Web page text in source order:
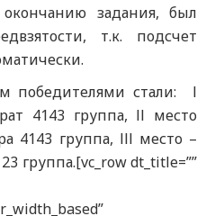
задания, был
т.к. подсчет
победителями стали: І
4143 группа, ІІ место
4143 группа, ІІІ место –
группа.[vc_row dt_title=””